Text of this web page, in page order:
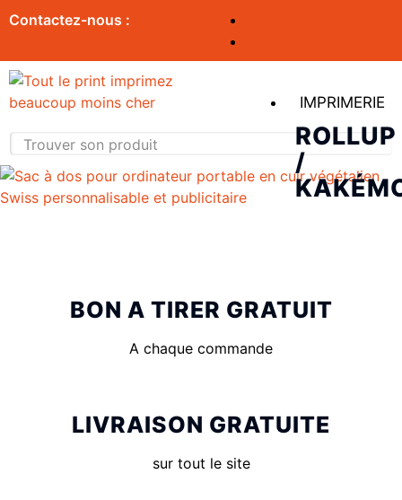
Contactez-nous :
IMPRIMERIE
ROLLUP
/
BON A TIRER GRATUIT
A chaque commande
LIVRAISON GRATUITE
sur tout le site